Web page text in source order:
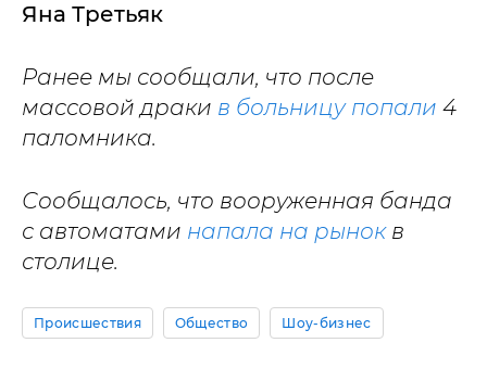
Яна Третьяк
Ранее мы сообщали, что после
массовой драки в больницу попали 4
паломника.
Сообщалось, что вооруженная банда
с автоматами напала на рынокв
столице.
Происшествия Общество Шоу-бизнес